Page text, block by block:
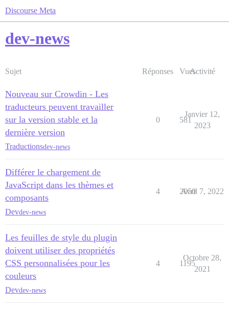
Discourse Meta
dev-news
Sujet Réponses VuesActivité
Nouveau sur Crowdin - Les
traducteurs peuvent travailler
sur la version stable et la
dernière version
Traductionsdev-news
0 581
Janvier 12,
2023
Différer le chargement de
JavaScript dans les thèmes et
composants
Devdev-news
4 2050
Avril 7, 2022
Les feuilles de style du plugin
doivent utiliser des propriétés
CSS personnalisées pour les
couleurs
Devdev-news
4 1195
Octobre 28,
2021